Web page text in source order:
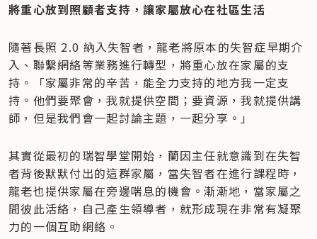
將重心放到照顧者支持，讓家屬放心在社區生活
隨著長照 2.0 納入失智者，龍老將原本的失智症早期介
入、聯繫網絡等業務進行轉型，將重心放在家屬的支
持。「家屬非常的辛苦，能全力支持的地方我一定支
持。他們要聚會，我就提供空間；要資源，我就提供講
師，但是我們會一起討論主題，一起分享。」
其實從最初的瑞智學堂開始，蘭因主任就意識到在失智
者背後默默付出的這群家屬，當失智者在進行課程時，
龍老也提供家屬在旁邊喘息的機會。漸漸地，當家屬之
間彼此活絡，自己產生領導者，就形成現在非常有凝聚
力的一個互助網絡。